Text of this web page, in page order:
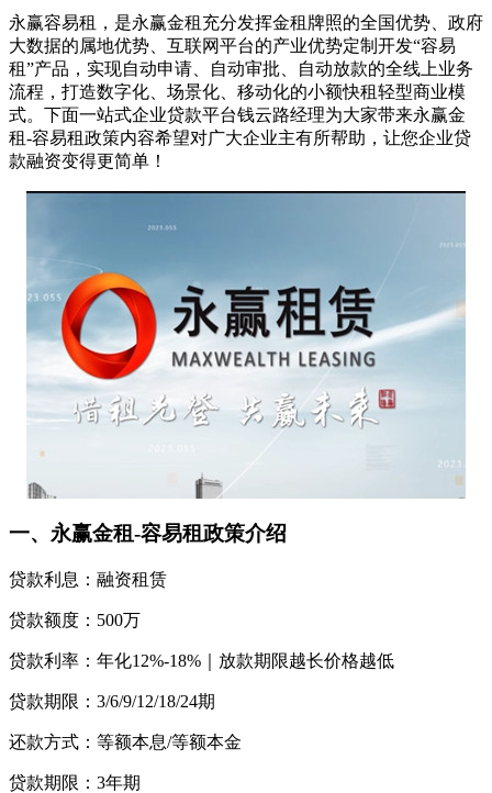
永赢容易租，是永赢金租充分发挥金租牌照的全国优势、政府
大数据的属地优势、互联网平台的产业优势定制开发“容易
租”产品，实现自动申请、自动审批、自动放款的全线上业务
流程，打造数字化、场景化、移动化的小额快租轻型商业模
式。下面一站式企业贷款平台钱云路经理为大家带来永赢金
租-容易租政策内容希望对广大企业主有所帮助，让您企业贷
款融资变得更简单！
一、永赢金租-容易租政策介绍
贷款利息：融资租赁
贷款额度：500万
贷款利率：年化12%-18%｜放款期限越长价格越低
贷款期限：3/6/9/12/18/24期
还款方式：等额本息/等额本金
贷款期限：3年期